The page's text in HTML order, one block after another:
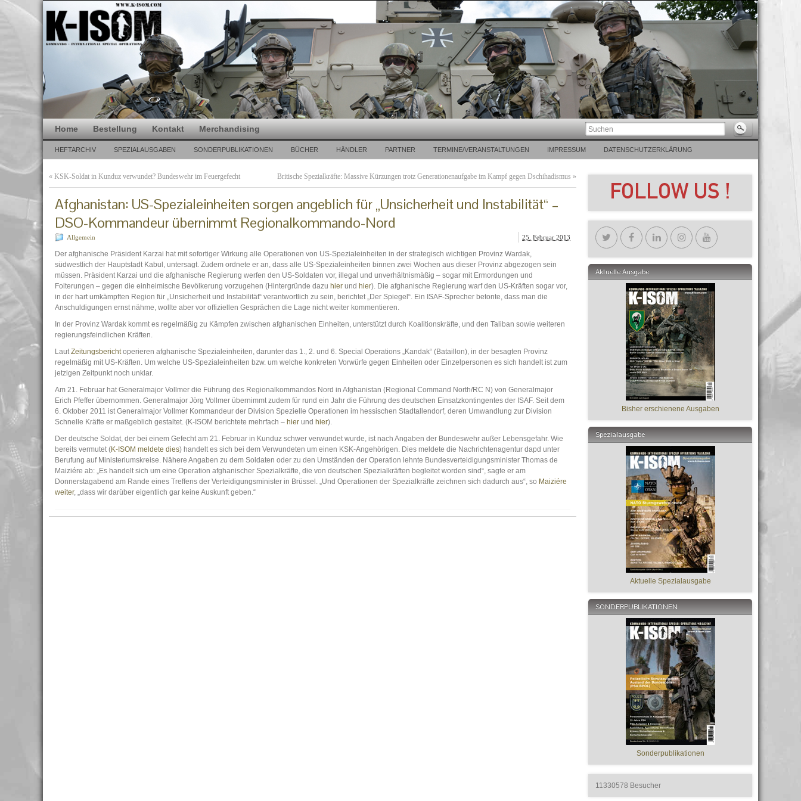
Home Bestellung Kontakt Merchandising
HEFTARCHIV SPEZIALAUSGABEN SONDERPUBLIKATIONEN BÜCHER HÄNDLER PARTNER TERMINE/VERANSTALTUNGEN IMPRESSUM DATENSCHUTZERKLÄRUNG
« KSK-Soldat in Kunduz verwundet? Bundeswehr im Feuergefecht Britische Spezialkräfte: Massive Kürzungen trotz Generationenaufgabe im Kampf gegen Dschihadismus »
Afghanistan: US-Spezialeinheiten sorgen angeblich für „Unsicherheit und Instabilität“ –
DSO-Kommandeur übernimmt Regionalkommando-Nord
Allgemein 25. Februar 2013
Der afghanische Präsident Karzai hat mit sofortiger Wirkung alle Operationen von US-Spezialeinheiten in der strategisch wichtigen Provinz Wardak,
südwestlich der Hauptstadt Kabul, untersagt. Zudem ordnete er an, dass alle US-Spezialeinheiten binnen zwei Wochen aus dieser Provinz abgezogen sein
müssen. Präsident Karzai und die afghanische Regierung werfen den US-Soldaten vor, illegal und unverhältnismäßig – sogar mit Ermordungen und
Folterungen – gegen die einheimische Bevölkerung vorzugehen (Hintergründe dazu hier und hier). Die afghanische Regierung warf den US-Kräften sogar vor,
in der hart umkämpften Region für „Unsicherheit und Instabilität“ verantwortlich zu sein, berichtet „Der Spiegel“. Ein ISAF-Sprecher betonte, dass man die
Anschuldigungen ernst nähme, wollte aber vor offiziellen Gesprächen die Lage nicht weiter kommentieren.
In der Provinz Wardak kommt es regelmäßig zu Kämpfen zwischen afghanischen Einheiten, unterstützt durch Koalitionskräfte, und den Taliban sowie weiteren
regierungsfeindlichen Kräften.
LautZeitungsberichtoperieren afghanische Spezialeinheiten, darunter das 1., 2. und 6. Special Operations „Kandak“ (Bataillon), in der besagten Provinz
regelmäßig mit US-Kräften. Um welche US-Spezialeinheiten bzw. um welche konkreten Vorwürfe gegen Einheiten oder Einzelpersonen es sich handelt ist zum
jetzigen Zeitpunkt noch unklar.
Am 21. Februar hat Generalmajor Vollmer die Führung des Regionalkommandos Nord in Afghanistan (Regional Command North/RC N) von Generalmajor
Erich Pfeffer übernommen. Generalmajor Jörg Vollmer übernimmt zudem für rund ein Jahr die Führung des deutschen Einsatzkontingentes der ISAF. Seit dem
6. Oktober 2011 ist Generalmajor Vollmer Kommandeur der Division Spezielle Operationen im hessischen Stadtallendorf, deren Umwandlung zur Division
Schnelle Kräfte er maßgeblich gestaltet. (K-ISOM berichtete mehrfach – hier und hier).
Der deutsche Soldat, der bei einem Gefecht am 21. Februar in Kunduz schwer verwundet wurde, ist nach Angaben der Bundeswehr außer Lebensgefahr. Wie
bereits vermutet (K-ISOM meldete dies) handelt es sich bei dem Verwundeten um einen KSK-Angehörigen. Dies meldete die Nachrichtenagentur dapd unter
Berufung auf Ministeriumskreise. Nähere Angaben zu dem Soldaten oder zu den Umständen der Operation lehnte Bundesverteidigungsminister Thomas de
Maiziére ab: „Es handelt sich um eine Operation afghanischer Spezialkräfte, die von deutschen Spezialkräften begleitet worden sind“, sagte er am
Donnerstagabend am Rande eines Treffens der Verteidigungsminister in Brüssel. „Und Operationen der Spezialkräfte zeichnen sich dadurch aus“, so Maiziére
weiter, „dass wir darüber eigentlich gar keine Auskunft geben.“
Aktuelle Ausgabe
Bisher erschienene Ausgaben
Spezialausgabe
Aktuelle Spezialausgabe
SONDERPUBLIKATIONEN
Sonderpublikationen
11330578 Besucher